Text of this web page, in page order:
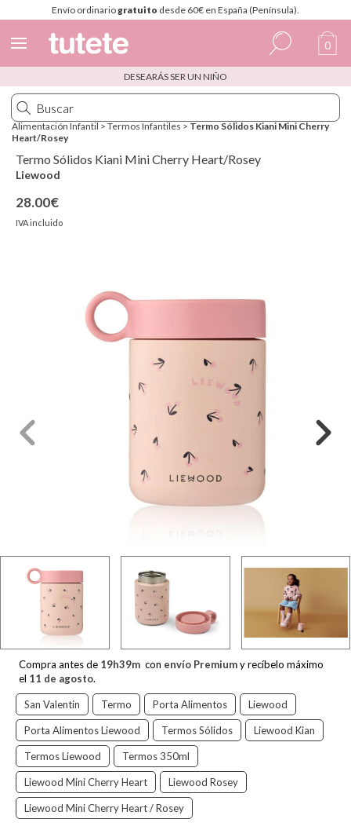
Envío ordinariogratuito desde 60€ en España (Península).
Español
Italiano
Inglés
0
DESEARÁS SER UN NIÑO
Alimentación Infantil > Termos Infantiles > Termo Sólidos Kiani Mini Cherry
Heart/Rosey
Termo Sólidos Kiani Mini Cherry Heart/Rosey
Liewood
28.00€
IVA incluido
Compra antes de 19h39m con envío Premiumy recíbelo máximo
el 11 de agosto.
San Valentin Termo Porta Alimentos Liewood
Porta Alimentos Liewood Termos Sólidos Liewood Kian
Termos Liewood Termos 350ml
Liewood Mini Cherry Heart Liewood Rosey
Liewood Mini Cherry Heart / Rosey